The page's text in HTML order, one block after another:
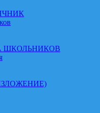
ШКОЛЬНИКОВ